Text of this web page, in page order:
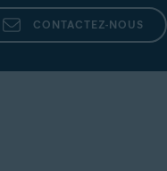
CONTACTEZ-NOUS